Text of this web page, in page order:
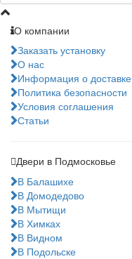
О компании
Заказать установку
О нас
Информация о доставке
Политика безопасности
Условия соглашения
Статьи
Двери в Подмосковье
В Балашихе
В Домодедово
В Мытищи
В Химках
В Видном
В Подольске